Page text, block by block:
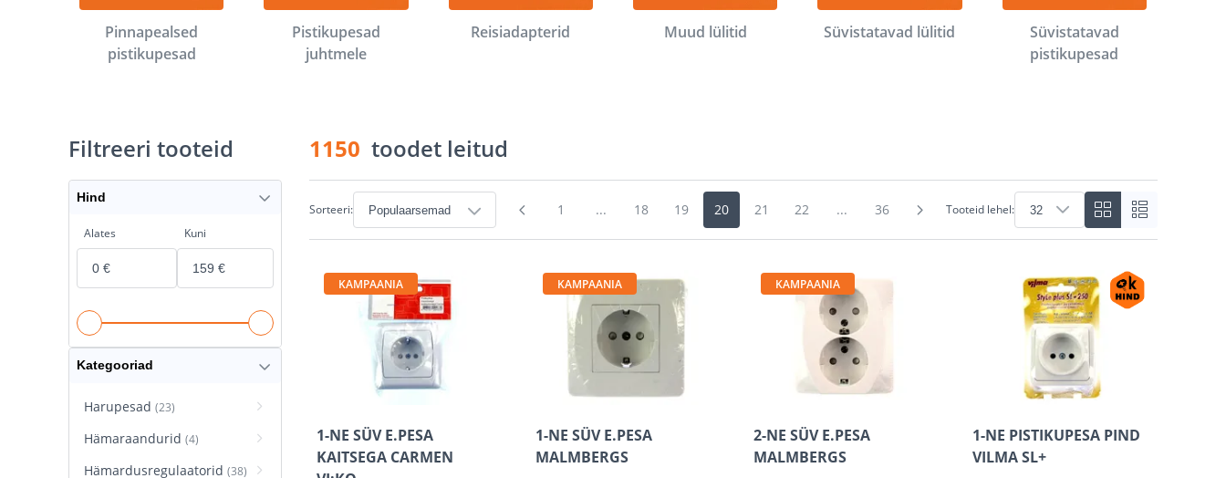
Pinnapealsed
pistikupesad
Pistikupesad
juhtmele
Reisiadapterid Muud lülitid Süvistatavad lülitid
Süvistatavad
pistikupesad
1150 toodet leitud
Sorteeri: 1 ... 18 19 20 21 22 ... 36 Tooteid lehel:
KAMPAANIA
1-NE SÜV E.PESA
KAITSEGA CARMEN
KAMPAANIA
1-NE SÜV E.PESA
MALMBERGS
KAMPAANIA
2-NE SÜV E.PESA
MALMBERGS
1-NE PISTIKUPESA PIND
VILMA SL+
Filtreeri tooteid
Hind
Alates Kuni
Kategooriad
Harupesad (23)
Hämaraandurid (4)
Hämardusregulaatorid (38)